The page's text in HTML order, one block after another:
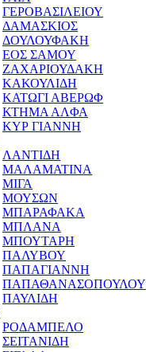
ΓΕΡΟΒΑΣΙΛΕΙΟΥ
ΔΑΜΑΣΚΙΟΣ
ΔΟΥΛΟΥΦΑΚΗ
ΕΟΣ ΣΑΜΟΥ
ΖΑΧΑΡΙΟΥΔΑΚΗ
ΚΑΚΟΥΛΙΔΗ
ΚΑΤΩΓΙ ΑΒΕΡΩΦ
ΚΤΗΜΑ ΑΛΦΑ
ΚΥΡ ΓΙΑΝΝΗ
ΛΑΝΤΙΔΗ
ΜΑΛΑΜΑΤΙΝΑ
ΜΙΓΑ
ΜΟΥΣΩΝ
ΜΠΑΡΑΦΑΚΑ
ΜΠΛΑΝΑ
ΜΠΟΥΤΑΡΗ
ΠΑΛΥΒΟΥ
ΠΑΠΑΓΙΑΝΝΗ
ΠΑΠΑΘΑΝΑΣΟΠΟΥΛΟΥ
ΠΑΥΛΙΔΗ
ΡΟΔΑΜΠΕΛΟ
ΣΕΙΤΑΝΙΔΗ